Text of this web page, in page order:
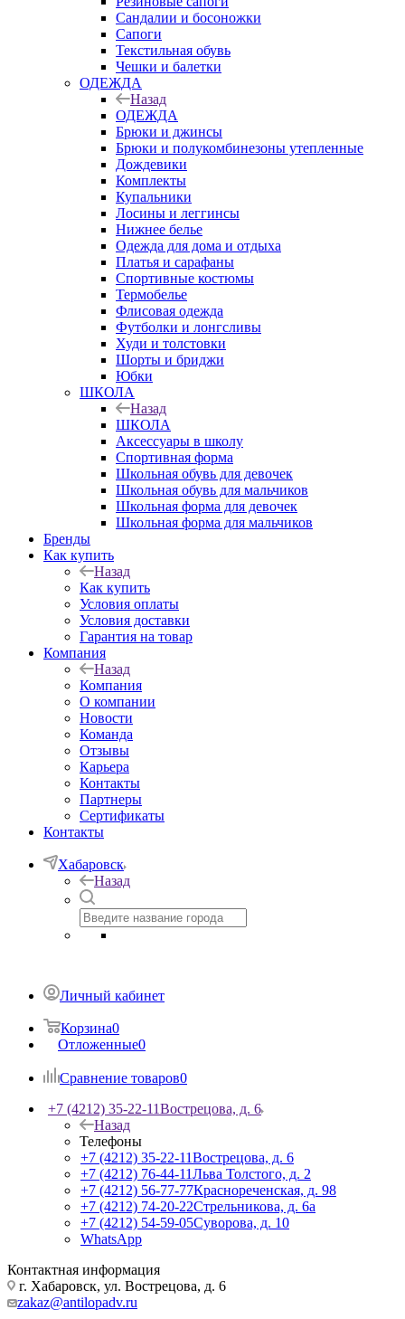
Сандалии и босоножки
Сапоги
Текстильная обувь
Чешки и балетки
ОДЕЖДА
Назад
ОДЕЖДА
Брюки и джинсы
Брюки и полукомбинезоны утепленные
Дождевики
Комплекты
Купальники
Лосины и леггинсы
Нижнее белье
Одежда для дома и отдыха
Платья и сарафаны
Спортивные костюмы
Термобелье
Флисовая одежда
Футболки и лонгсливы
Худи и толстовки
Шорты и бриджи
Юбки
ШКОЛА
Назад
ШКОЛА
Аксессуары в школу
Спортивная форма
Школьная обувь для девочек
Школьная обувь для мальчиков
Школьная форма для девочек
Школьная форма для мальчиков
Бренды
Как купить
Назад
Как купить
Условия оплаты
Условия доставки
Гарантия на товар
Компания
Назад
Компания
О компании
Новости
Команда
Отзывы
Карьера
Контакты
Партнеры
Сертификаты
Контакты
Хабаровск
Назад
Личный кабинет
Корзина0
Отложенные0
Сравнение товаров0
+7 (4212) 35-22-11Вострецова, д. 6
Назад
Телефоны
+7 (4212) 35-22-11Вострецова, д. 6
+7 (4212) 76-44-11Льва Толстого, д. 2
+7 (4212) 56-77-77Краснореченская, д. 98
+7 (4212) 74-20-22Стрельникова, д. 6а
+7 (4212) 54-59-05Суворова, д. 10
WhatsApp
Контактная информация
г. Хабаровск, ул. Вострецова, д. 6
zakaz@antilopadv.ru